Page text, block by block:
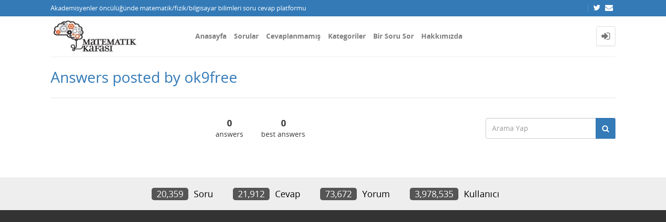
Akademisyenler öncülüğünde matematik/fizik/bilgisayar bilimleri soru cevap platformu
Anasayfa Sorular Cevaplanmamış Kategoriler Bir Soru Sor Hakkımızda
Answers posted by ok9free
0
answers
0
best answers
20,359 Soru 21,912 Cevap 73,672 Yorum 3,978,535 Kullanıcı